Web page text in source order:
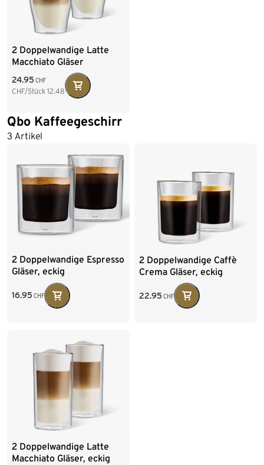
2 Doppelwandige Latte
Macchiato Gläser
24.95 CHF
CHF/Stück 12.48
Qbo Kaffeegeschirr
3 Artikel
2 Doppelwandige Espresso
Gläser, eckig
16.95 CHF
2 Doppelwandige Caffè
Crema Gläser, eckig
22.95 CHF
2 Doppelwandige Latte
Macchiato Gläser, eckig